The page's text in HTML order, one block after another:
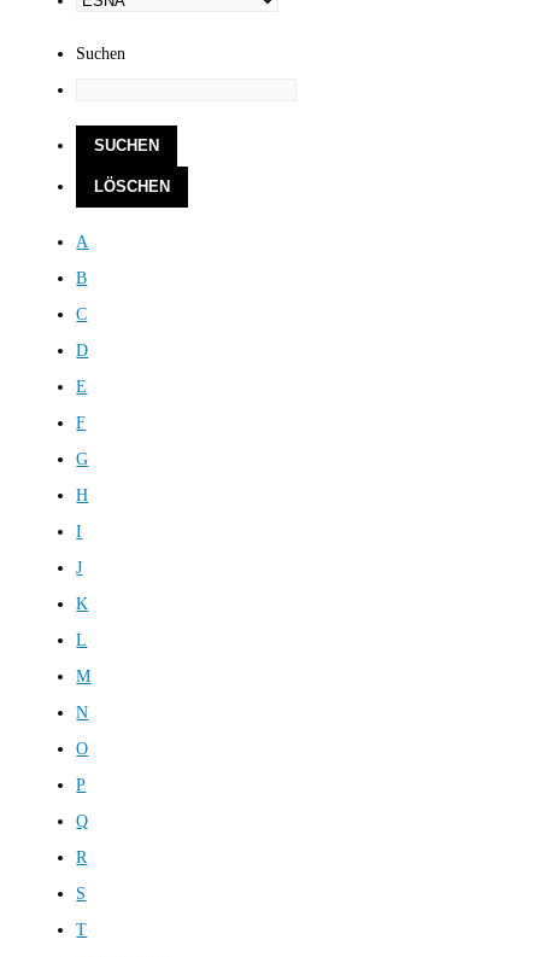
Suchen
A
B
C
D
E
F
G
H
I
J
K
L
M
N
O
P
Q
R
S
T